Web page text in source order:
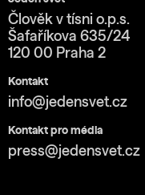
Člověk v tísni o.p.s.
Šafaříkova 635/24
120 00 Praha 2
Kontakt
info@jedensvet.cz
Kontakt pro média
press@jedensvet.cz